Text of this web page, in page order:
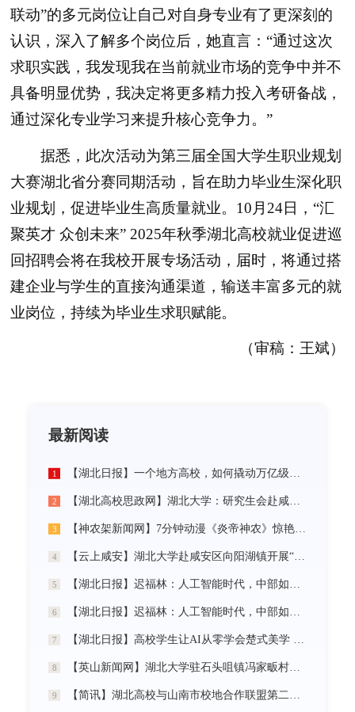
联动”的多元岗位让自己对自身专业有了更深刻的
认识，深入了解多个岗位后，她直言：“通过这次
求职实践，我发现我在当前就业市场的竞争中并不
具备明显优势，我决定将更多精力投入考研备战，
通过深化专业学习来提升核心竞争力。”
据悉，此次活动为第三届全国大学生职业规划
大赛湖北省分赛同期活动，旨在助力毕业生深化职
业规划，促进毕业生高质量就业。10月24日，“汇
聚英才 众创未来” 2025年秋季湖北高校就业促进巡
回招聘会将在我校开展专场活动，届时，将通过搭
建企业与学生的直接沟通渠道，输送丰富多元的就
业岗位，持续为毕业生求职赋能。
（审稿：王斌）
最新阅读
1 【湖北日报】一个地方高校，如何撬动万亿级未来产业
2 【湖北高校思政网】湖北大学：研究生会赴咸宁市开展“党建引领三无小区治理”社会实践活动
3 【神农架新闻网】7分钟动漫《炎帝神农》惊艳首发
4 【云上咸安】湖北大学赴咸安区向阳湖镇开展“党建引领农村社区治理”调研服务活动
5 【湖北日报】迟福林：人工智能时代，中部如何走在前？
6 【湖北日报】迟福林：人工智能时代，中部如何走在前？
7 【湖北日报】高校学生让AI从零学会楚式美学 7分钟动漫《炎帝神农》惊艳首发
8 【英山新闻网】湖北大学驻石头咀镇冯家畈村工作队：全力守护人民群众生命财产安全
9 【简讯】湖北高校与山南市校地合作联盟第二次全体会议在我校召开